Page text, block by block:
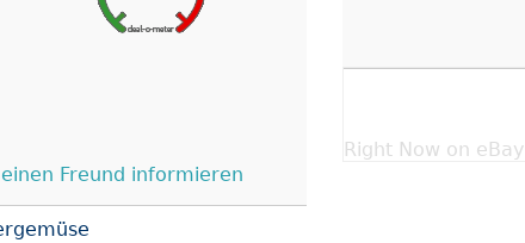
einen Freund informieren
Right Now on eBay